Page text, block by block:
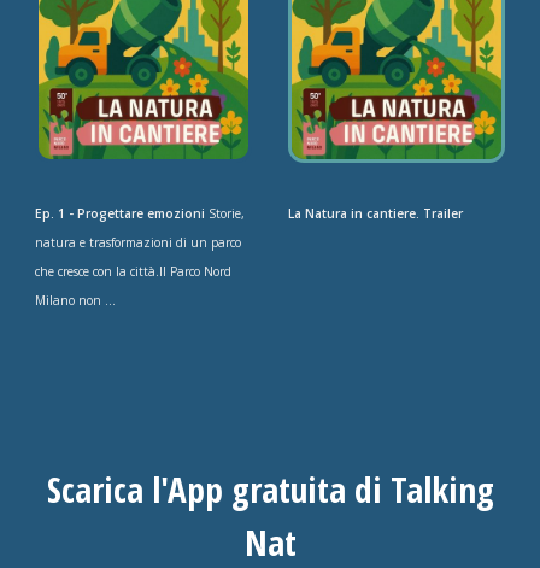
Ep. 1 - Progettare emozioni Storie,
natura e trasformazioni di un parco
che cresce con la città.Il Parco Nord
Milano non ...
La Natura in cantiere. Trailer
Scarica l'App gratuita di Talking
Nat